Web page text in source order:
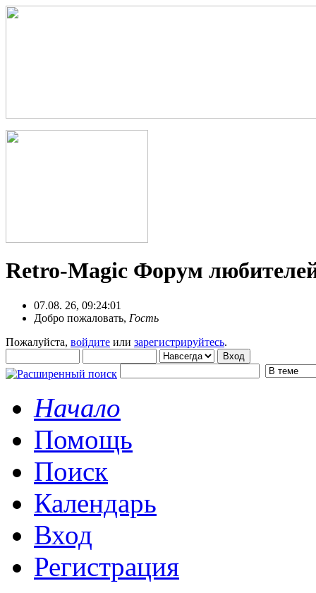
Retro-Magic Форум
07.08. 26, 09:24:01
Добро пожаловать, Гость
Пожалуйста, войдите или зарегистрируйтесь.
Начало
Помощь
Поиск
Календарь
Вход
Регистрация